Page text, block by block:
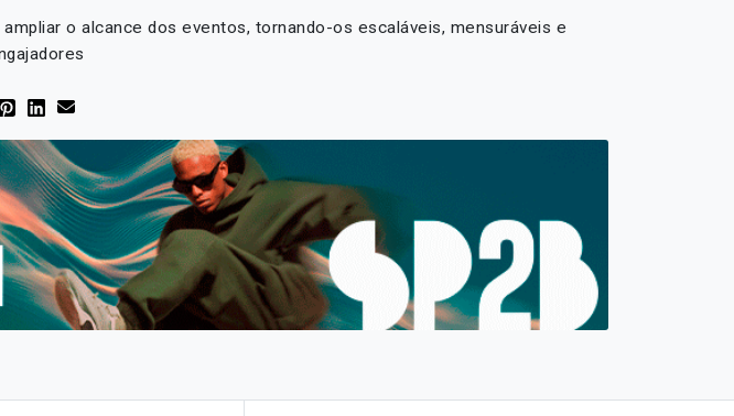
o alcance dos eventos, tornando-os escaláveis, mensuráveis e